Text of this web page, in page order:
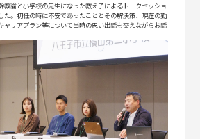
教諭と小学校の先生になった教え子によるトークセッショ
た。初任の時に不安であったこととその解決策、現在の勤
ャリアプラン等について当時の思い出話も交えながらお話